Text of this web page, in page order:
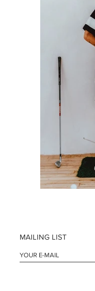
MAILING LIST